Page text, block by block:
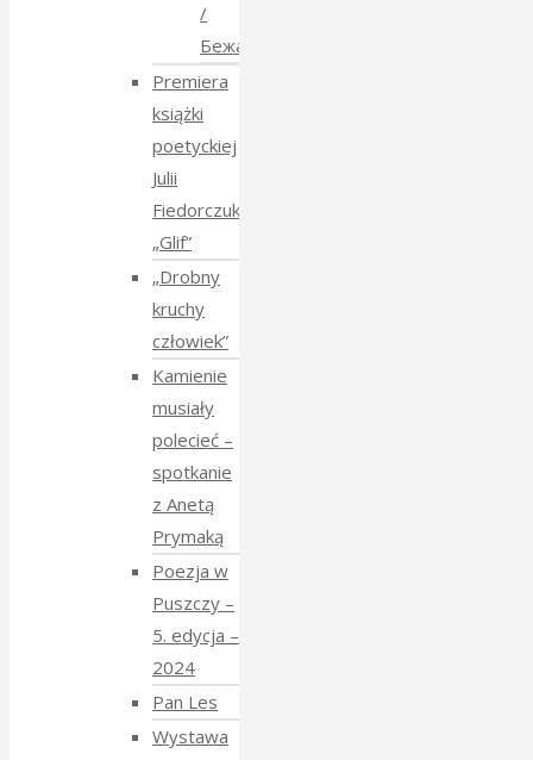
/
Бежанства
Premiera
książki
poetyckiej
Julii
Fiedorczuk
„Glif”
„Drobny
kruchy
człowiek”
Kamienie
musiały
polecieć –
spotkanie
z Anetą
Prymaką
Poezja w
Puszczy –
5. edycja –
2024
Pan Les
Wystawa